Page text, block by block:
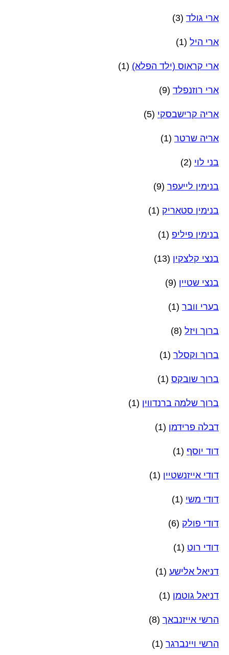
ארי גולד (3)
ארי היל (1)
ארי קראוס (ילד הפלא) (1)
ארי רוזנפלד (9)
אריה קרישבסקי (5)
אריה שרטר (1)
בני לוי (2)
בנימין לייעפר (9)
בנימין סטאריק (1)
בנימין פיליפ (1)
בנצי קלצקין (13)
בנצי שטיין (9)
בערי וובר (1)
ברוך ויזל (8)
ברוך וקסלר (1)
ברוך שובקס (1)
ברוך שלמה ברנדווין (1)
דבלה פרידמן (1)
דוד יוסף (1)
דודי אייזנשטיין (1)
דודי משי (1)
דודי פולק (6)
דודי רוט (1)
דניאל אלישע (1)
דניאל גוטמן (1)
הרשי אייזנבאך (8)
הרשי ויינברגר (1)